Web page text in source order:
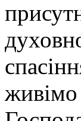
живімо